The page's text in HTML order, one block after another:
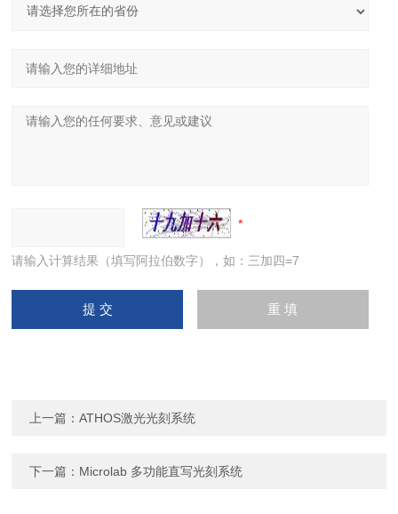
请输入计算结果（填写阿拉伯数字），如：三加四=7
上一篇：ATHOS激光光刻系统
下一篇： Microlab 多功能直写光刻系统